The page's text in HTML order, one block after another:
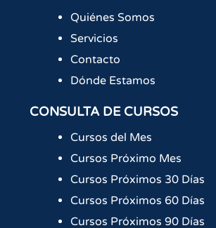
Quiénes Somos
Servicios
Contacto
Dónde Estamos
CONSULTA DE CURSOS
Cursos del Mes
Cursos Próximo Mes
Cursos Próximos 30 Días
Cursos Próximos 60 Días
Cursos Próximos 90 Días